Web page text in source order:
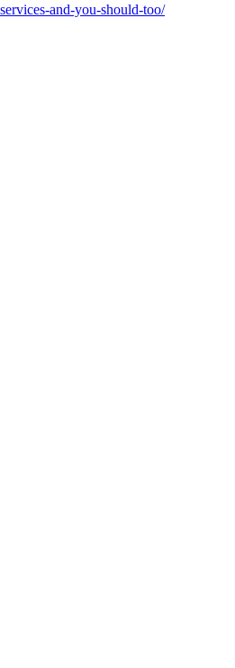
and-you-should-too/